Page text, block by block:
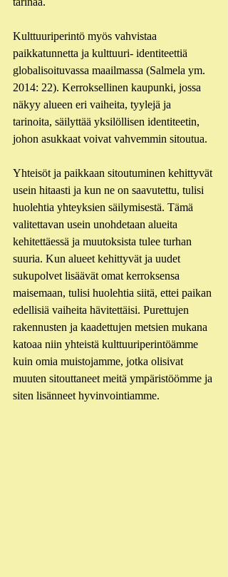
Kulttuuriperintö myös vahvistaa
paikkatunnetta ja kulttuuri- identiteettiä
globalisoituvassa maailmassa (Salmela ym.
2014: 22). Kerroksellinen kaupunki, jossa
näkyy alueen eri vaiheita, tyylejä ja
tarinoita, säilyttää yksilöllisen identiteetin,
johon asukkaat voivat vahvemmin sitoutua.
Yhteisöt ja paikkaan sitoutuminen kehittyvät
usein hitaasti ja kun ne on saavutettu, tulisi
huolehtia yhteyksien säilymisestä. Tämä
valitettavan usein unohdetaan alueita
kehitettäessä ja muutoksista tulee turhan
suuria. Kun alueet kehittyvät ja uudet
sukupolvet lisäävät omat kerroksensa
maisemaan, tulisi huolehtia siitä, ettei paikan
edellisiä vaiheita hävitettäisi. Purettujen
rakennusten ja kaadettujen metsien mukana
katoaa niin yhteistä kulttuuriperintöämme
kuin omia muistojamme, jotka olisivat
muuten sitouttaneet meitä ympäristöömme ja
siten lisänneet hyvinvointiamme.